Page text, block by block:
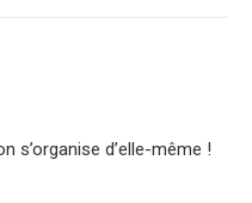
s’organise d’elle-même !